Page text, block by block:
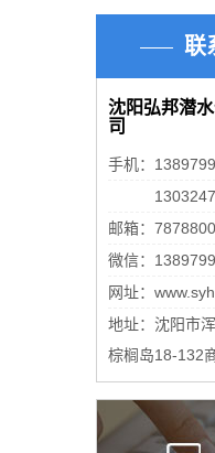
联
沈阳弘邦潜
司
手机：
邮箱：
微信：
网址：
地址：沈阳市
棕榈岛18-132